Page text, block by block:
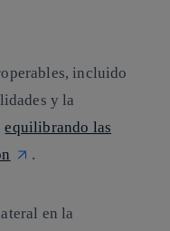
incluido
y la
equilibrando las
.
en la